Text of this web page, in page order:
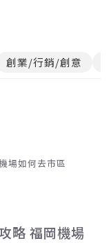
創業/行銷/創意
場如何去市區
略 福岡機場